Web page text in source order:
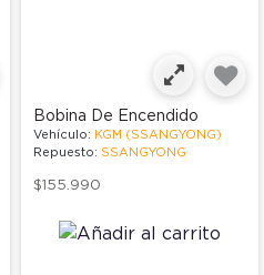
Bobina De Encendido
Vehículo: KGM (SSANGYONG)
Repuesto: SSANGYONG
$155.990